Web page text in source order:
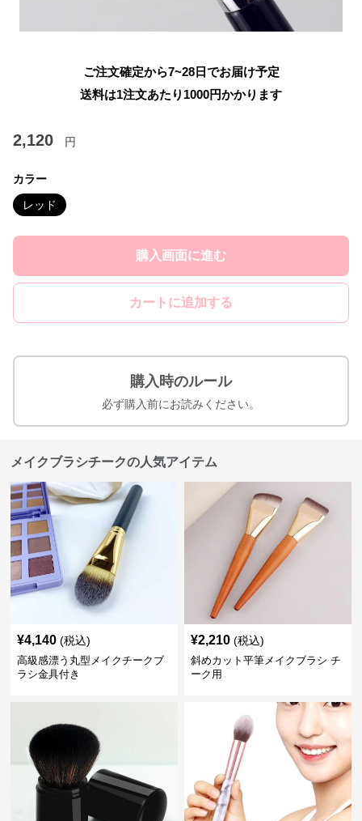
ご注文確定から7~28日でお届け予定
送料は1注文あたり 1000円かかります
2,120 円
カラー
レッド
購入画面に進む
カートに追加する
購入時のルール
必ず購入前にお読みください。
メイクブラシチークの人気アイテム
¥4,140 (税込)
高級感漂う丸型メイクチークブ
ラシ金具付き
¥2,210 (税込)
斜めカット平筆メイクブラシ チ
ーク用